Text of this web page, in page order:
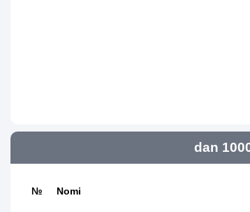
dan
№ Nomi